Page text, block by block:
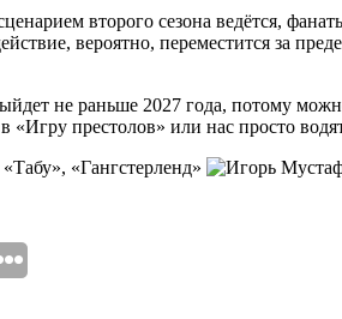
второго сезона ведётся,
вероятно, переместится за
не раньше 2027 года, потому
престолов» или нас просто
«Гангстерленд»